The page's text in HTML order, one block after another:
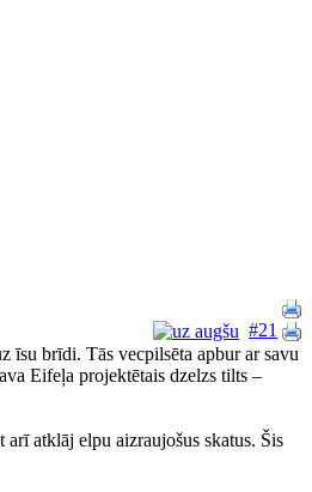
#21
īsu brīdi. Tās vecpilsēta apbur ar savu
Eifeļa projektētais dzelzs tilts –
atklāj elpu aizraujošus skatus. Šis